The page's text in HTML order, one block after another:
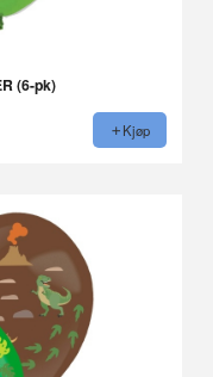
(6-pk)
Kjøp